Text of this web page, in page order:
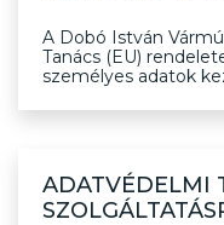
A Dobó István
Tanács (EU)
személyes adatok
ADATVÉDELMI